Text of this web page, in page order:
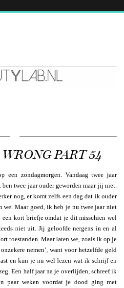
PART 54
zondagmorgen. Vandaag twee jaar
twee jaar ouder geworden maar jij niet.
nog, er komt zelfs een dag dat ik ouder
we. Maar goed, ik heb je nu twee jaar niet
kort briefje omdat je dit misschien wel
niet uit. Jij geloofde nergens in en al
toestanden. Maar laten we, zoals ik op je
nemen’, want voor hetzelfde geld
en kun je nu wel lezen wat ik schrijf en
Een half jaar na je overlijden, schreef ik
paar weken voordat je dood ging met